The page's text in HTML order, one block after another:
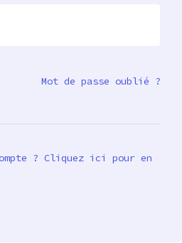
Mot de passe oublié ?
? Cliquez ici pour en